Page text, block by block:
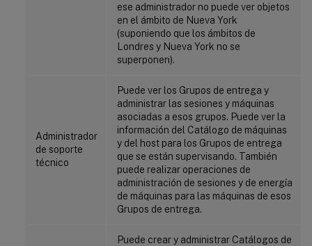
ese administrador no puede ver objetos
en el ámbito de Nueva York
(suponiendo que los ámbitos de
Londres y Nueva York no se
superponen).
Administrador
de soporte
técnico
Puede ver los Grupos de entrega y
administrar las sesiones y máquinas
asociadas a esos grupos. Puede ver la
información del Catálogo de máquinas
y del host para los Grupos de entrega
que se están supervisando. También
puede realizar operaciones de
administración de sesiones y de energía
de máquinas para las máquinas de esos
Grupos de entrega.
Puede crear y administrar Catálogos de